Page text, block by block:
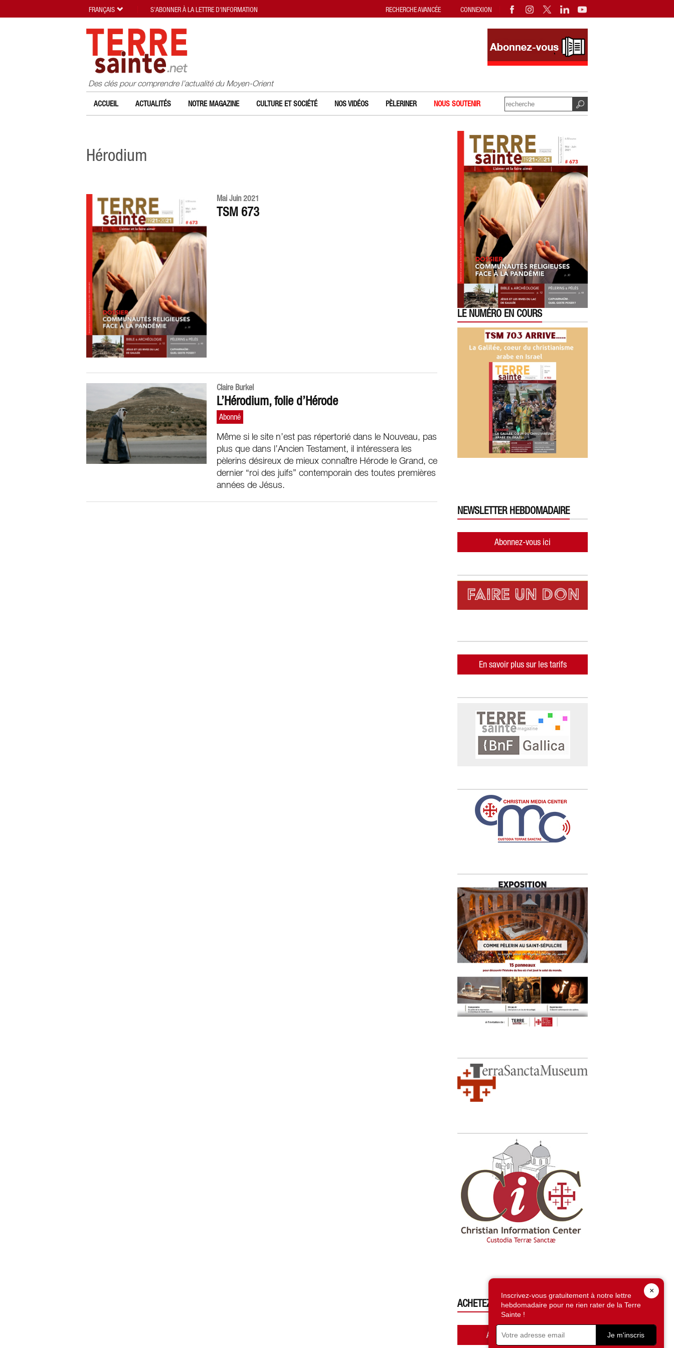
Des clés pour comprendre l’actualité du Moyen-Orient
ACCUEIL ACTUALITÉS NOTRE MAGAZINE CULTURE ET SOCIÉTÉ NOS VIDÉOS PÈLERINER NOUS SOUTENIR
Hérodium
Mai Juin 2021
TSM 673
Claire Burkel
L’Hérodium, folie d’Hérode
Même si le site n’est pas répertorié dans le Nouveau, pas
plus que dans l’Ancien Testament, il intéressera les
pèlerins désireux de mieux connaître Hérode le Grand, ce
dernier “roi des juifs” contemporain des toutes premières
années de Jésus.
LE NUMÉRO EN COURS
NEWSLETTER HEBDOMADAIRE
Abonnez-vous ici
En savoir plus sur les tarifs
ACHETEZ CE NUMÉRO
Accédez à la boutique
×
Inscrivez-vous gratuitement à notre lettre
hebdomadaire pour ne rien rater de la Terre
Sainte !
Je m'inscris
RECHERCHE AVANCÉE CONNEXION
FRANÇAIS S'ABONNER À LA LETTRE D'INFORMATION